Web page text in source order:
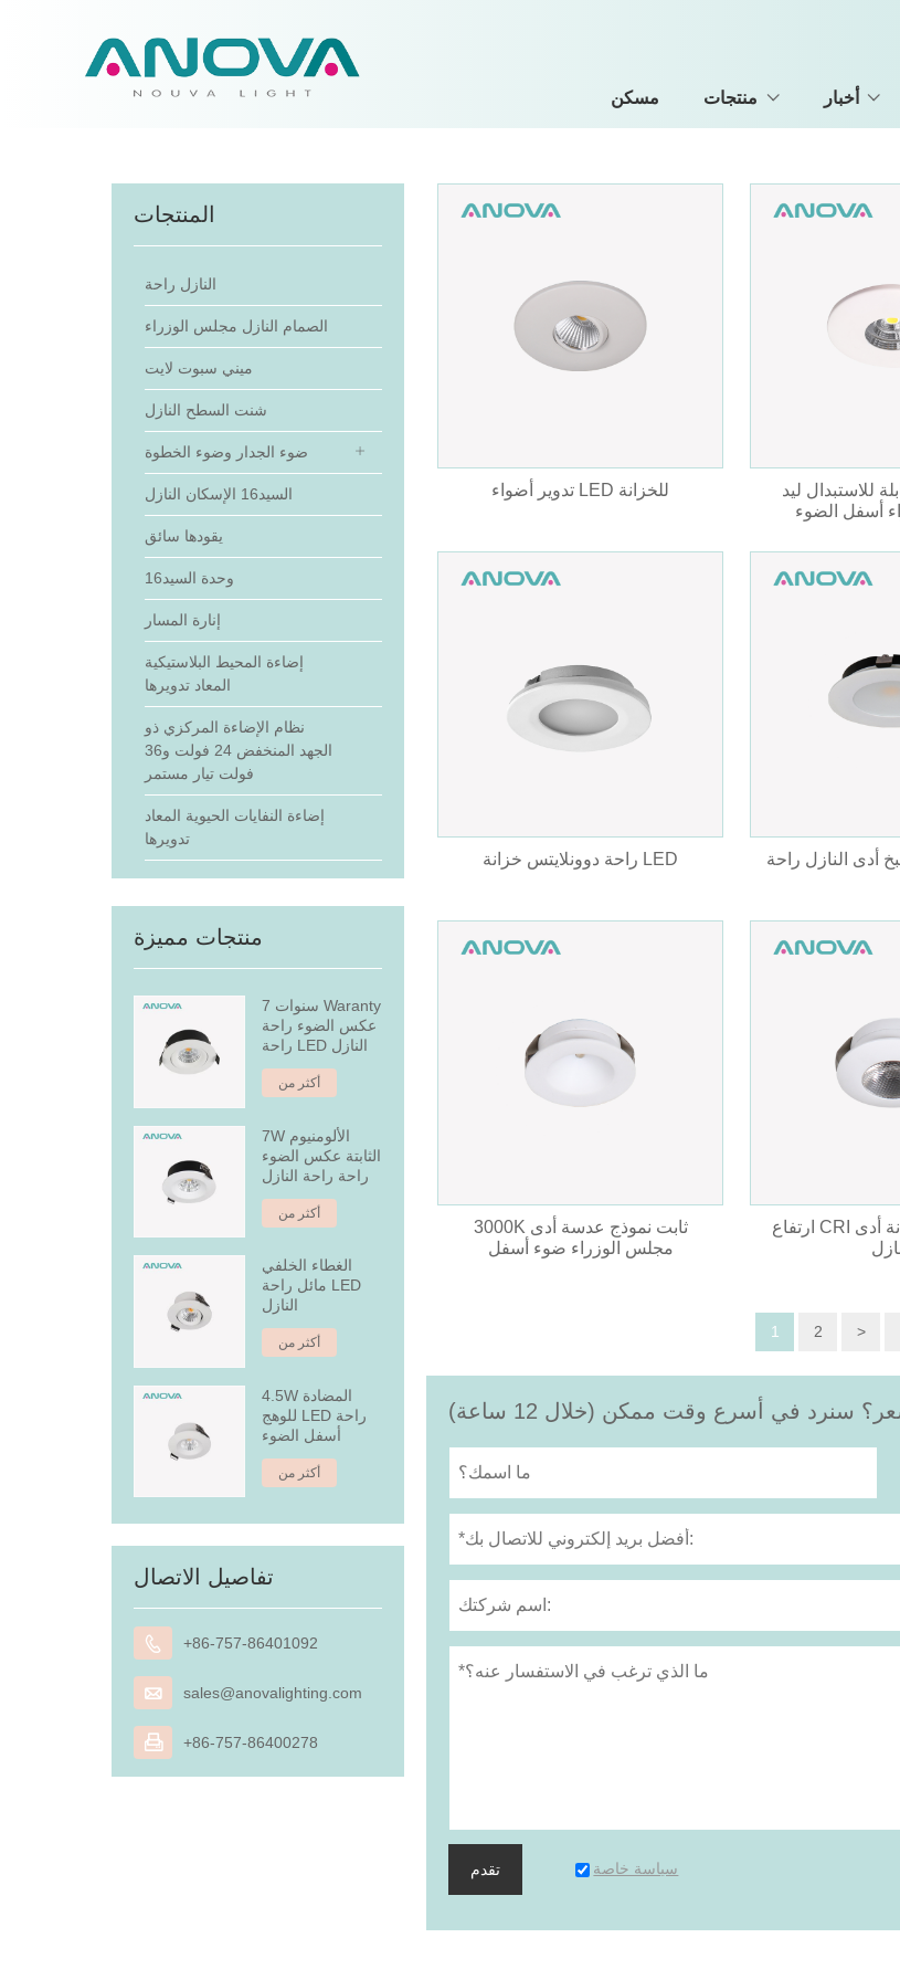
مسكن منتجات أخبار
المنتجات
النازل راحة
الصمام النازل مجلس الوزراء
ميني سبوت لايت
شنت السطح النازل
ضوء الجدار وضوء الخطوة
السيد16 الإسكان النازل
يقودها سائق
وحدة السيد16
إنارة المسار
إضاءة المحيط البلاستيكية
المعاد تدويرها
نظام الإضاءة المركزي ذو
الجهد المنخفض 24 فولت و36
فولت تيار مستمر
إضاءة النفايات الحيوية المعاد
تدويرها
منتجات مميزة
7 سنوات Waranty
عكس الضوء راحة
راحة LED النازل
أكثر من
7W الألومنيوم
الثابتة عكس الضوء
راحة راحة النازل
أكثر من
الغطاء الخلفي
مائل راحة LED
النازل
أكثر من
4.5W المضادة
للوهج LED راحة
أسفل الضوء
أكثر من
تفاصيل الاتصال
 +86-757-86401092
 sales@anovalighting.com
 +86-757-86400278
تدوير أضواء LED للخزانة
للاستبدال ليد
أسفل الضوء
راحة دوونلايتس خزانة LED أدى النازل راحة
3000K ثابت نموذج عدسة أدى
مجلس الوزراء ضوء أسفل
ارتفاع CRI ميني تحت الخزانة أدى
1 2 >
سنرد في أسرع وقت ممكن (خلال 12 ساعة)
تقدم سياسة خاصة